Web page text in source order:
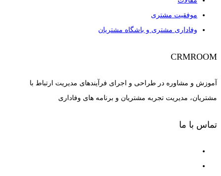
موفقیت مشتری
وفاداری مشتری و باشگاه مشتریان
CRMROOM
آموزش و مشاوره در طراحی و اجرای فرآیندهای مدیریت ارتباط با
مشتریان، مدیریت تجربه مشتریان و برنامه های وفاداری
تماس با ما